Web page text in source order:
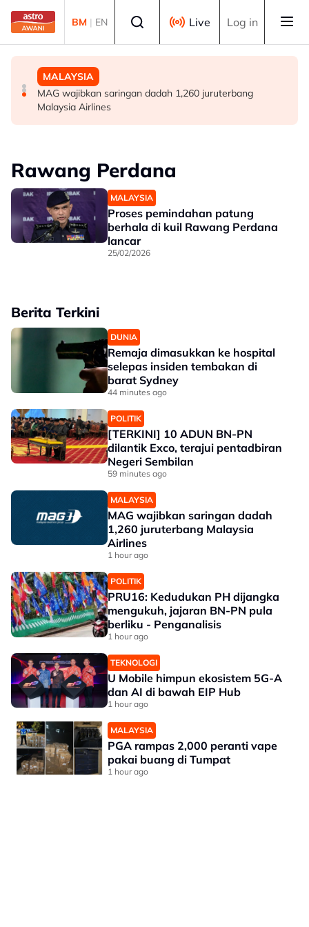
Skip to main content
BM | EN Live Log in
DUNIA
Remaja dimasukkan ke hospital selepas insiden
tembakan di barat Sydney
POLITIK
[TERKINI] 10 ADUN BN-PN dilantik Exco, terajui
pentadbiran Negeri Sembilan
MALAYSIA
MAG wajibkan saringan dadah 1,260 juruterbang
Malaysia Airlines
Rawang Perdana
MALAYSIA
Proses pemindahan patung
berhala di kuil Rawang Perdana
lancar
25/02/2026
Berita Terkini
DUNIA
Remaja dimasukkan ke hospital
selepas insiden tembakan di
barat Sydney
44 minutes ago
POLITIK
[TERKINI] 10 ADUN BN-PN
dilantik Exco, terajui pentadbiran
Negeri Sembilan
59 minutes ago
MALAYSIA
MAG wajibkan saringan dadah
1,260 juruterbang Malaysia
Airlines
1 hour ago
POLITIK
PRU16: Kedudukan PH dijangka
mengukuh, jajaran BN-PN pula
berliku - Penganalisis
1 hour ago
TEKNOLOGI
U Mobile himpun ekosistem 5G-A
dan AI di bawah EIP Hub
1 hour ago
MALAYSIA
PGA rampas 2,000 peranti vape
pakai buang di Tumpat
1 hour ago